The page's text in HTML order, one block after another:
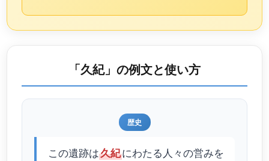
「久紀」の例文と使い方
歴史
この遺跡は久紀にわたる人々の営みを